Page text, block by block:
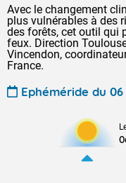
Avec le changement
plus vulnérables à des
des forêts, cet outil qui
feux. Direction
Vincendon,
France.
Ephéméride du